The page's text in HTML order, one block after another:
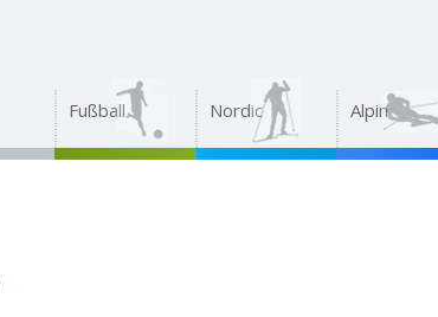
Fußball Nordic Alpin